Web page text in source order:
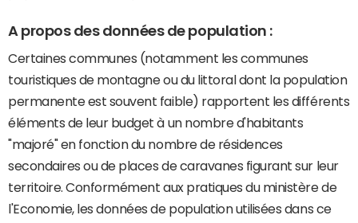
A propos des données de population :
Certaines communes (notamment les communes
touristiques de montagne ou du littoral dont la population
permanente est souvent faible) rapportent les différents
éléments de leur budget à un nombre d'habitants
"majoré" en fonction du nombre de résidences
secondaires ou de places de caravanes figurant sur leur
territoire. Conformément aux pratiques du ministère de
l'Economie, les données de population utilisées dans ce